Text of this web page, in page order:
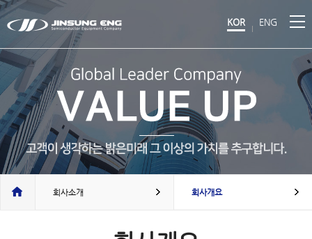
KOR ENG
회사소개 회사개요